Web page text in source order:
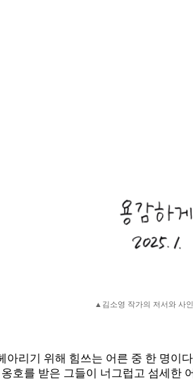
▲김소영 작가의 저서와 사
아리기 위해 힘쓰는 어른 중 한 명이
호를 받은 그들이 너그럽고 섬세한